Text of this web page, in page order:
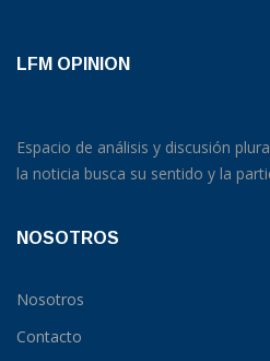
LFM OPINION
Espacio de análisis y discusión
la noticia busca su sentido y la
NOSOTROS
Nosotros
Contacto